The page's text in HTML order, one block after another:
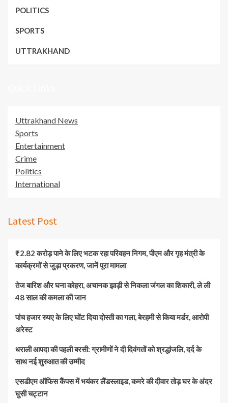
POLITICS
SPORTS
UTTRAKHAND
Uttrakhand News
Sports
Entertainment
Crime
Politics
International
Latest Post
₹2.82 करोड़ पाने के लिए भटक रहा परिवहन निगम, पीएम और गृह मंत्री के
कार्यक्रमों से जुड़ा प्रकरण, जानें पूरा मामला
तेज बारिश और घना कोहरा, अचानक झाड़ी से निकला जंगल का शिकारी, ले ली
48 साल की कमला की जान
पांच हजार रुपए के लिए घोंट दिया दोस्ती का गला, बेरहमी से किया मर्डर, आरोपी
अरेस्ट
धराली आपदा की पहली बरसी: ग्रामीणों ने दी दिवंगतों को श्रद्धांजलि, दर्द के
साथ नई शुरुआत की उम्मीद
एसडीएम ऑफिस कैंपस में भयंकर लैंडस्लाइड, कमरे की दीवार तोड़ घर के अंदर
घुसी चट्टान